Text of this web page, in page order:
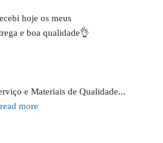
hoje os meus
e boa qualidade👌
e Materiais de Qualidade...
read more